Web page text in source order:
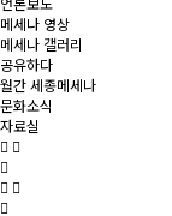
메세나 영상
메세나 갤러리
공유하다
월간 세종메세나
문화소식
자료실